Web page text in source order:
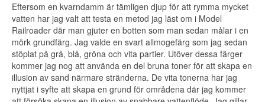
Eftersom en kvarndamm är tämligen djup för att rymma mycket
vatten har jag valt att testa en metod jag läst om i Model
Railroader där man gjuter en botten som man sedan målar i en
mörk grundfärg. Jag valde en svart allmogefärg som jag sedan
stöplat på grå, blå, gröna och vita partier. Utöver dessa färger
kommer jag nog att använda en del bruna toner för att skapa en
illusion av sand närmare stränderna. De vita tonerna har jag
nyttjat i syfte att skapa en grund för områdena där jag kommer